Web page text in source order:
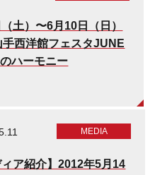
土）〜6月10日（日）
手西洋館フェスタJUNE
ハーモニー
MEDIA​
ィア紹介】2012年5月14